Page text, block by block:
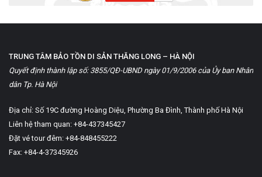
TRUNG TÂM BẢO TỒN DI SẢN THĂNG LONG – HÀ NỘI
Quyết định thành lập số: 3855/QĐ-UBND ngày 01/9/2006 của Ủy ban Nhân
dân Tp. Hà Nội
Địa chỉ: Số 19C đường Hoàng Diệu, Phường Ba Đình, Thành phố Hà Nội
Liên hệ tham quan: +84-437345427
Đặt vé tour đêm: +84-848455222
Fax: +84-4-37345926